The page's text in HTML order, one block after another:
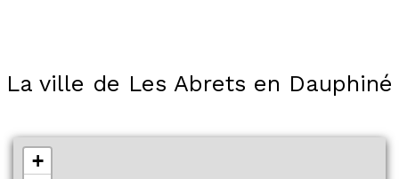
La ville de Les Abrets en Dauphiné
+